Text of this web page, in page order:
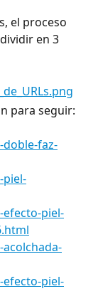
el proceso
en 3
para seguir:
faz-
piel-
piel-
piel-